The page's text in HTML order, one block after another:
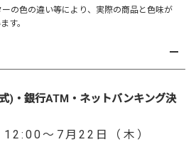
の色の違い等により、実際の商品と色味が
す。
)・銀行ATM・ネットバンキング決
～7月22日（木）